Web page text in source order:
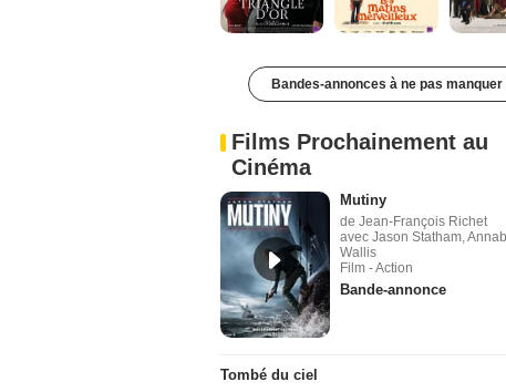
Bandes-annonces à ne pas manquer
Films Prochainement au
Cinéma
Mutiny
de Jean-François Richet
avec Jason Statham,
Wallis
Film - Action
Bande-annonce
Tombé du ciel